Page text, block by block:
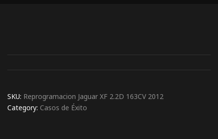
SKU: Reprogramacion Jaguar XF 2.2D 163CV 2012
Category: Casos de Éxito